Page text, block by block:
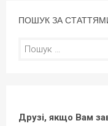
ПОШУК ЗА
Пошук:
Друзі, якщо Вам